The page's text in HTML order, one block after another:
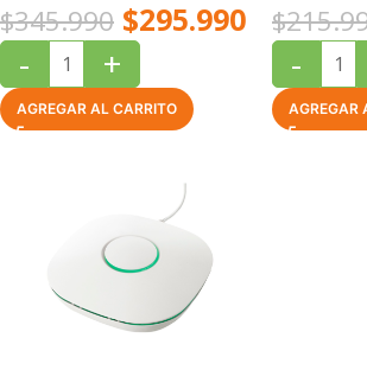
$345.990 $295.990
- +
AGREGAR AL CARRITO
$
-
AGREGAR